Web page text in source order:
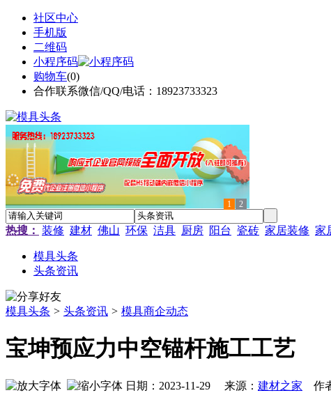
社区中心
手机版
二维码
小程序码
购物车(0)
合作联系微信/QQ/电话：18923733323
1 2
热搜： 装修 建材 佛山 环保 洁具 厨房 阳台 瓷砖 家居装修 家
模具头条
头条资讯
模具头条 > 头条资讯 > 模具商企动态
宝坤预应力中空锚杆施工工艺
日期：2023-11-29 来源： 建材之家 作